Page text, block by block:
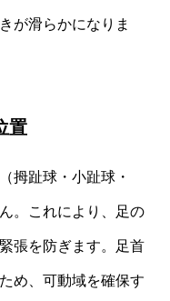
が滑らかになりま
置
拇趾球・小趾球・
。これにより、足の
張を防ぎます。足首
め、可動域を確保す